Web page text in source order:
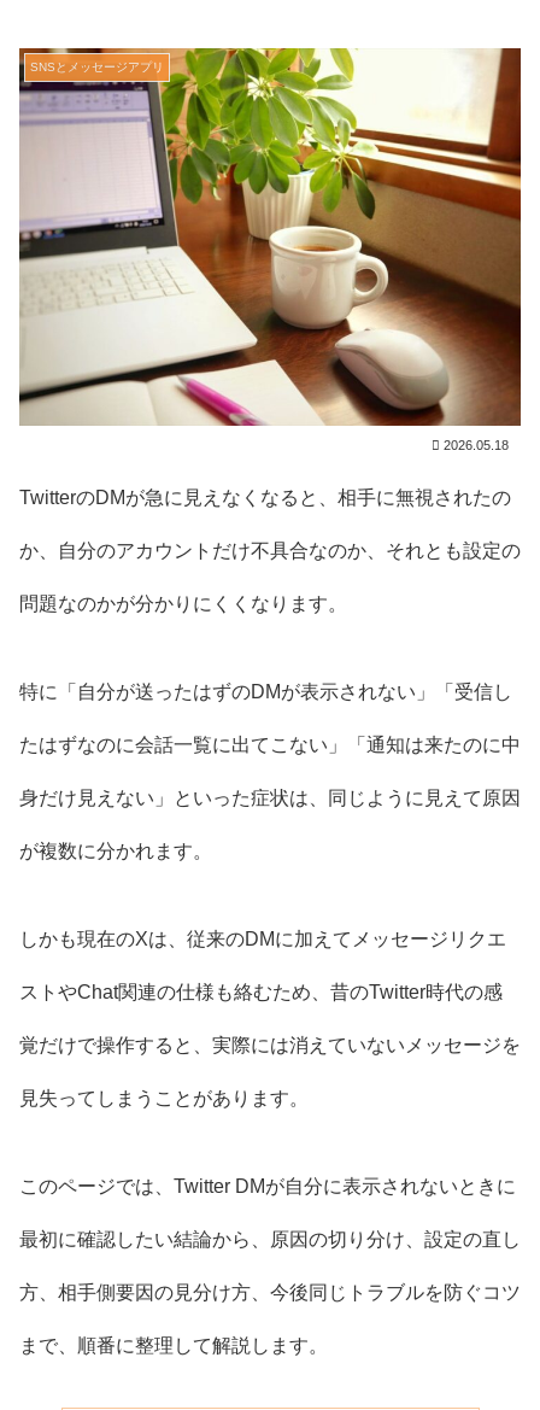
SNSとメッセージアプリ
2026.05.18
TwitterのDMが急に見えなくなると、相手に無視されたの
か、自分のアカウントだけ不具合なのか、それとも設定の
問題なのかが分かりにくくなります。
特に「自分が送ったはずのDMが表示されない」「受信し
たはずなのに会話一覧に出てこない」「通知は来たのに中
身だけ見えない」といった症状は、同じように見えて原因
が複数に分かれます。
しかも現在のXは、従来のDMに加えてメッセージリクエ
ストやChat関連の仕様も絡むため、昔のTwitter時代の感
覚だけで操作すると、実際には消えていないメッセージを
見失ってしまうことがあります。
このページでは、Twitter DMが自分に表示されないときに
最初に確認したい結論から、原因の切り分け、設定の直し
方、相手側要因の見分け方、今後同じトラブルを防ぐコツ
まで、順番に整理して解説します。